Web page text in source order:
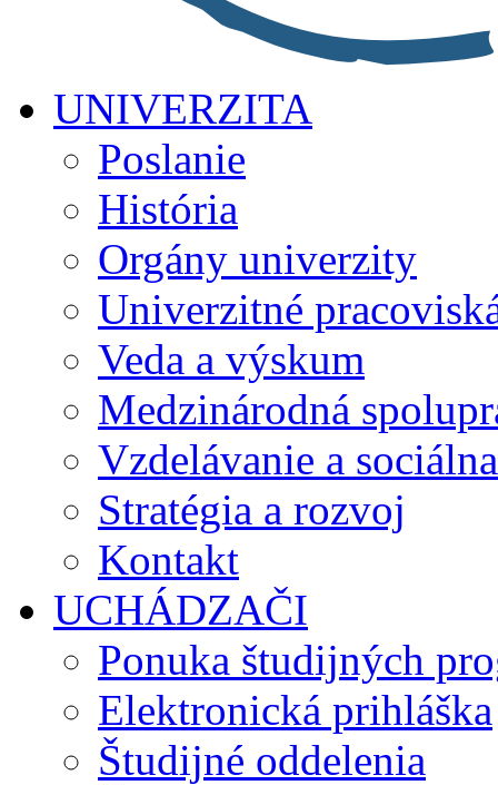
UNIVERZITA
Poslanie
História
Orgány univerzity
Univerzitné
Veda a výskum
Medzinárodná
Vzdelávanie a
Stratégia a rozvoj
Kontakt
UCHÁDZAČI
Ponuka študijných
Elektronická prihláška
Študijné oddelenia